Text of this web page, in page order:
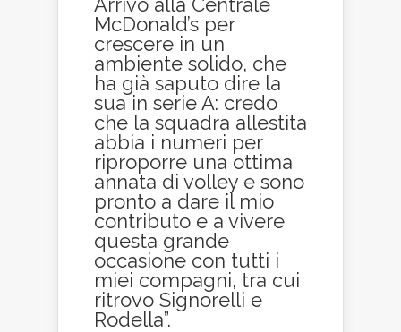
McDonald’s per
crescere in un
ambiente solido, che
ha già saputo dire la
sua in serie A: credo
che la squadra allestita
abbia i numeri per
riproporre una ottima
annata di volley e sono
pronto a dare il mio
contributo e a vivere
questa grande
occasione con tutti i
miei compagni, tra cui
ritrovo Signorelli e
Rodella”.